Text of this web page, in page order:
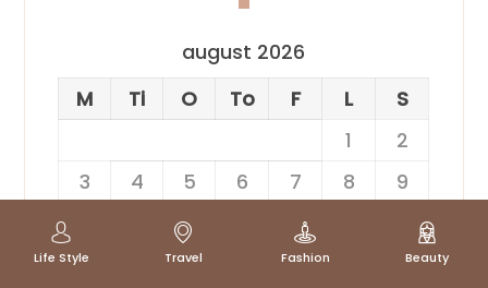
august 2026
M
Ti O To F L
S
1
2
3
4 5 6 7 8
9
12 14
17
19 21 23
Life Style Travel Fashion Beauty